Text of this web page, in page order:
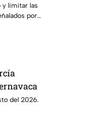
limitar las
por
la 4T.
del 2026.